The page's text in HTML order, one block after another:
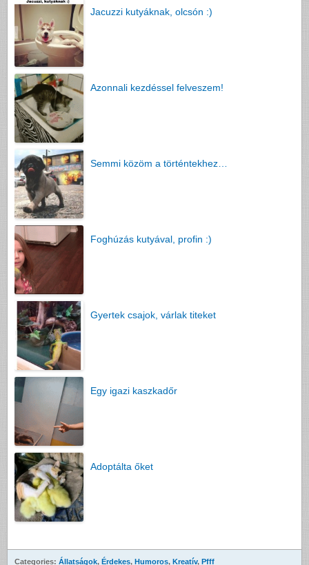
Jacuzzi kutyáknak, olcsón :)
Azonnali kezdéssel felveszem!
Semmi közöm a történtekhez…
Foghúzás kutyával, profin :)
Gyertek csajok, várlak titeket
Egy igazi kaszkadőr
Adoptálta őket
Categories: Állatságok, Érdekes, Humoros, Kreatív, Pfff